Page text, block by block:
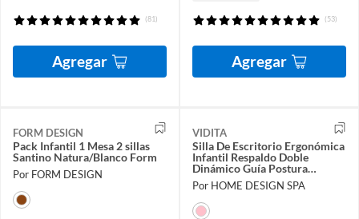
(81)
Agregar
(53)
Agregar
FORM DESIGN
Pack Infantil 1 Mesa 2 sillas
Santino Natura/Blanco Form
Por FORM DESIGN
VIDITA
Silla De Escritorio Ergonómica
Infantil Respaldo Doble
Dinámico Guía Postura
Estudio
Por HOME DESIGN SPA